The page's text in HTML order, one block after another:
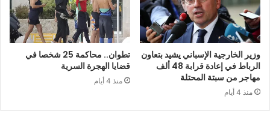
وزير الخارجية الإسباني يشيد بتعاون
الرباط في إعادة قرابة 48 ألف
مهاجر من سبتة المحتلة
منذ 4 أيام
تطوان.. محاكمة 25 شخصا في
قضايا الهجرة السرية
منذ 4 أيام